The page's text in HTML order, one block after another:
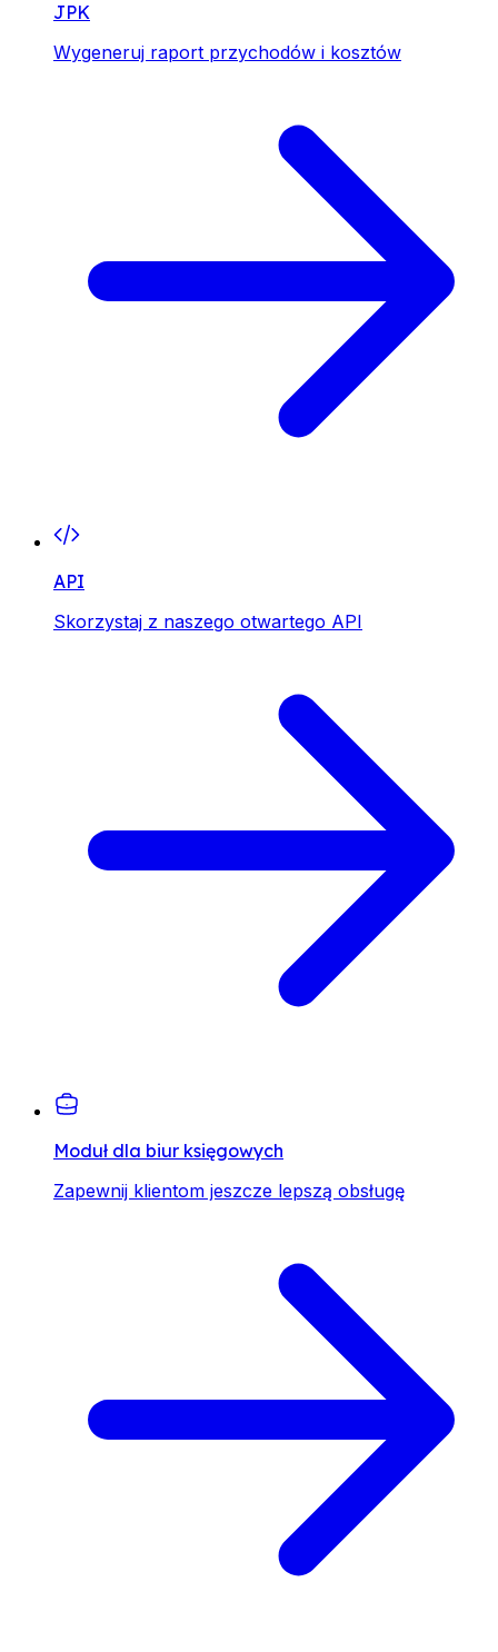
JPK
Wygeneruj raport przychodów i kosztów
API
Skorzystaj z naszego otwartego API
Moduł dla biur księgowych
Zapewnij klientom jeszcze lepszą obsługę